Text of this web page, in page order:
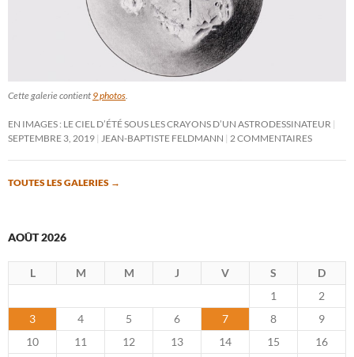
Cette galerie contient 9 photos.
EN IMAGES : LE CIEL D’ÉTÉ SOUS LES CRAYONS D’UN ASTRODESSINATEUR
SEPTEMBRE 3, 2019 JEAN-BAPTISTE FELDMANN 2 COMMENTAIRES
TOUTES LES GALERIES →
AOÛT 2026
L M M J V S
D
1
2
3
4 5 6 7 8
9
10
11 12 13 14 15
16